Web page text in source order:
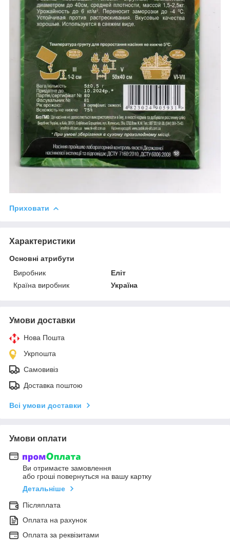
Приховати
Характеристики
Основні атрибути
Виробник
Еліт
Країна виробник
Україна
Умови доставки
Нова Пошта
Укрпошта
Самовивіз
Доставка поштою
Всі умови доставки
Умови оплати
Ви отримаєте замовлення
або гроші повернуться на вашу картку
Детальніше
Післяплата
Оплата на рахунок
Оплата за реквізитами